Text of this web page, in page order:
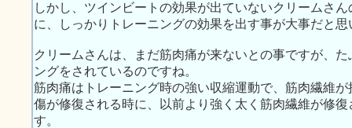
しかし、ツインビートの効果が出ていないクリームさ
に、しっかりトレーニングの効果を出す事が大事だと思
クリームさんは、まだ筋肉痛が来ないとの事ですが、
ングをされているのですね。
筋肉痛はトレーニング時の強い収縮運動で、筋肉繊維
傷が修復される時に、以前より強く太く筋肉繊維が修
す。